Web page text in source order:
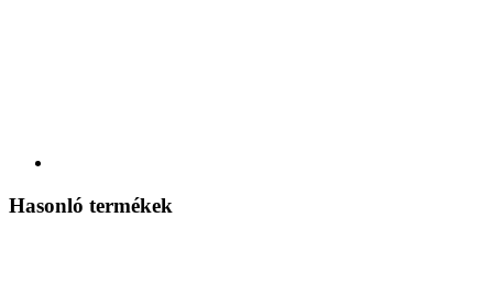
Hasonló termékek